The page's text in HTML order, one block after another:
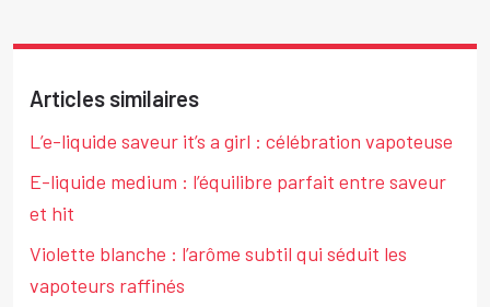
Articles similaires
L’e-liquide saveur it’s a girl : célébration vapoteuse
E-liquide medium : l’équilibre parfait entre saveur
et hit
Violette blanche : l’arôme subtil qui séduit les
vapoteurs raffinés